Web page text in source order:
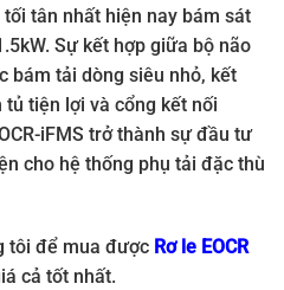
tân nhất hiện nay bám sát
Sự kết hợp giữa bộ não
bám tải dòng siêu nhỏ, kết
tiện lợi và cổng kết nối
iFMS trở thành sự đầu tư
cho hệ thống phụ tải đặc thù
tôi để mua được Rơ le EOCR
cả tốt nhất.